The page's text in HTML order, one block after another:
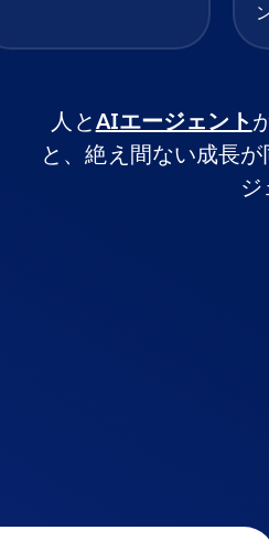
人とAIエージェント
と、絶え間ない成長